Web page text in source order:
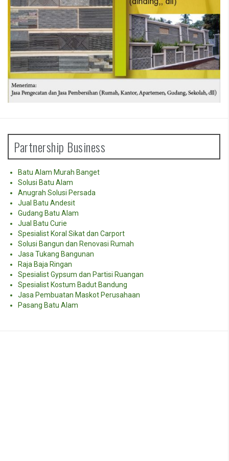
Partnership Business
Batu Alam Murah Banget
Solusi Batu Alam
Anugrah Solusi Persada
Jual Batu Andesit
Gudang Batu Alam
Jual Batu Curie
Spesialist Koral Sikat dan Carport
Solusi Bangun dan Renovasi Rumah
Jasa Tukang Bangunan
Raja Baja Ringan
Spesialist Gypsum dan Partisi Ruangan
Spesialist Kostum Badut Bandung
Jasa Pembuatan Maskot Perusahaan
Pasang Batu Alam